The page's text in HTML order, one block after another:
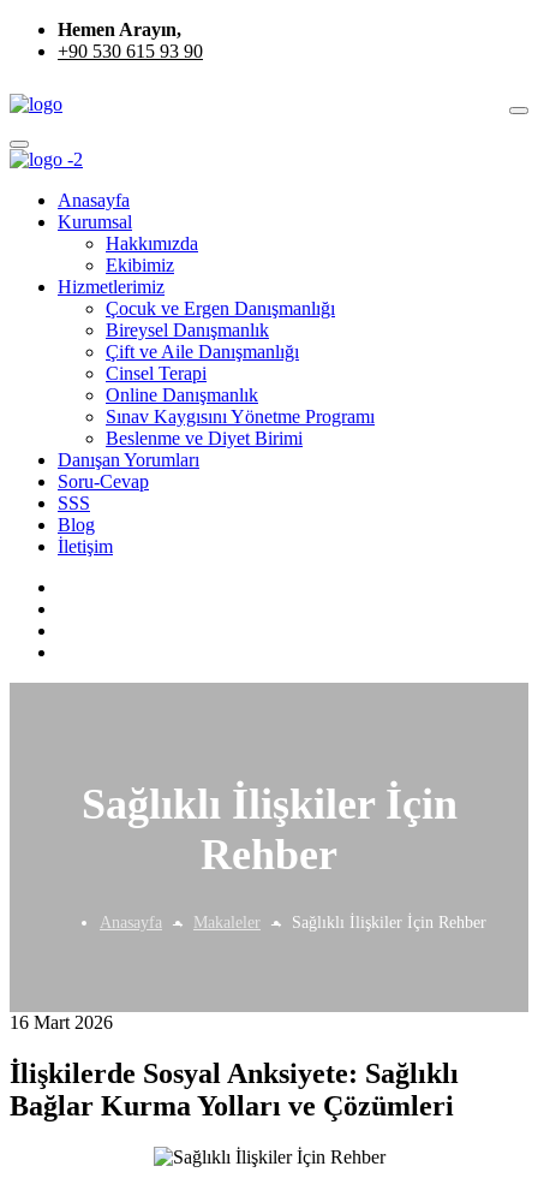
Hemen Arayın,
+90 530 615 93 90
Anasayfa
Kurumsal
Hakkımızda
Ekibimiz
Hizmetlerimiz
Çocuk ve Ergen Danışmanlığı
Bireysel Danışmanlık
Çift ve Aile Danışmanlığı
Cinsel Terapi
Online Danışmanlık
Sınav Kaygısını Yönetme Programı
Beslenme ve Diyet Birimi
Danışan Yorumları
Soru-Cevap
SSS
Blog
İletişim
Sağlıklı İlişkiler İçin
Rehber
Anasayfa Makaleler Sağlıklı İlişkiler İçin Rehber
16 Mart 2026
İlişkilerde Sosyal Anksiyete: Sağlıklı
Bağlar Kurma Yolları ve Çözümleri